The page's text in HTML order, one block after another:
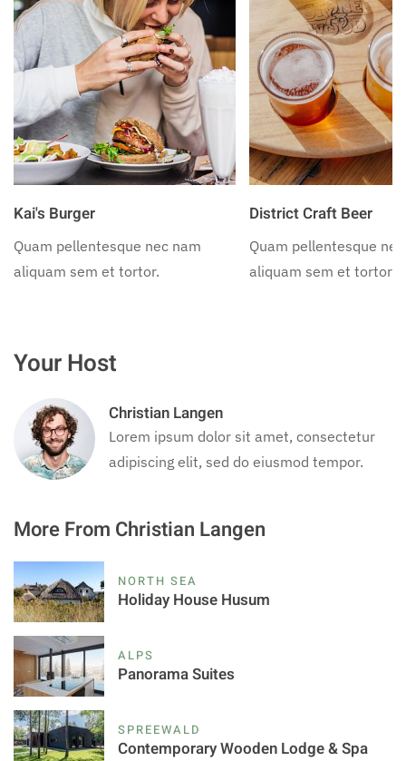
Kai's Burger
Quam pellentesque nec nam
aliquam sem et tortor.
District Craft Beer
Quam pellentesque
aliquam sem et tortor.
Your Host
Christian Langen
Lorem ipsum dolor sit amet, consectetur
adipiscing elit, sed do eiusmod tempor.
More From Christian Langen
NORTH SEA
Holiday House Husum
ALPS
Panorama Suites
SPREEWALD
Contemporary Wooden Lodge & Spa